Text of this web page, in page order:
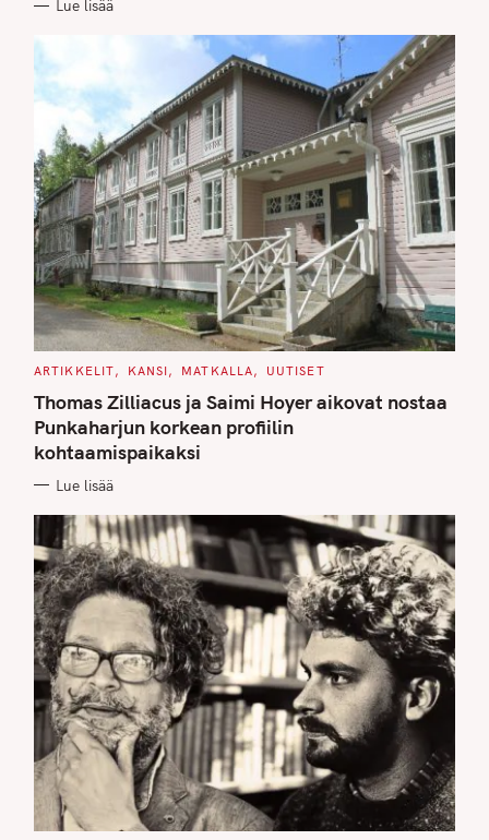
I
Lue lisää
C
T
E
G
O
R
I
S
ARTIKKELIT KANSI MATKALLA UUTISET
Thomas Zilliacus ja Saimi Hoyer aikovat nostaa
Punkaharjun korkean profiilin
kohtaamispaikaksi
Lue lisää